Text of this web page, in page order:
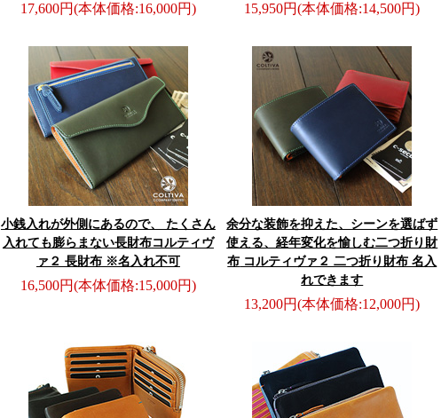
17,600円(本体価格:16,000円) 15,950円(本体価格:14,500円)
小銭入れが外側にあるので、 たくさん
入れても膨らまない長財布コルティヴ
ァ２ 長財布 ※名入れ不可
16,500円(本体価格:15,000円)
余分な装飾を抑えた、シーンを選ばず
使える、経年変化を愉しむ二つ折り財
布 コルティヴァ２ 二つ折り財布 名入
れできます
13,200円(本体価格:12,000円)